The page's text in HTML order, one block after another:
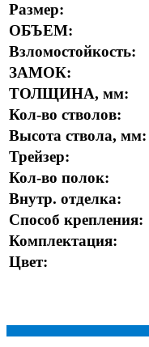
Размер:
ОБЪЕМ:
Взломостойкость:
ЗАМОК:
ТОЛЩИНА, мм:
Кол-во стволов:
Высота ствола, мм:
Трейзер:
Кол-во полок:
Внутр. отделка:
Способ крепления:
Комплектация:
Цвет: